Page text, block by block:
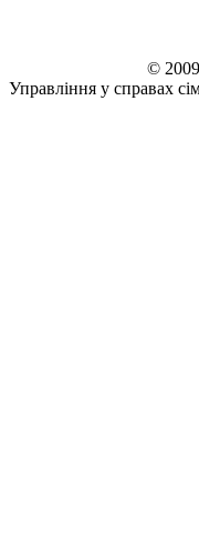
©
Управління у справах